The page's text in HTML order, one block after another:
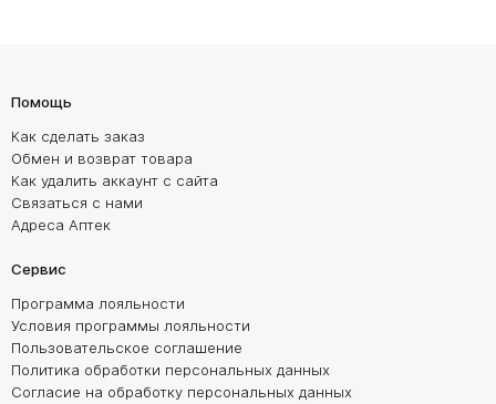
Помощь
Как сделать заказ
Обмен и возврат товара
Как удалить аккаунт с сайта
Связаться с нами
Адреса Аптек
Сервис
Программа лояльности
Условия программы лояльности
Пользовательское соглашение
Политика обработки персональных данных
Согласие на обработку персональных данных